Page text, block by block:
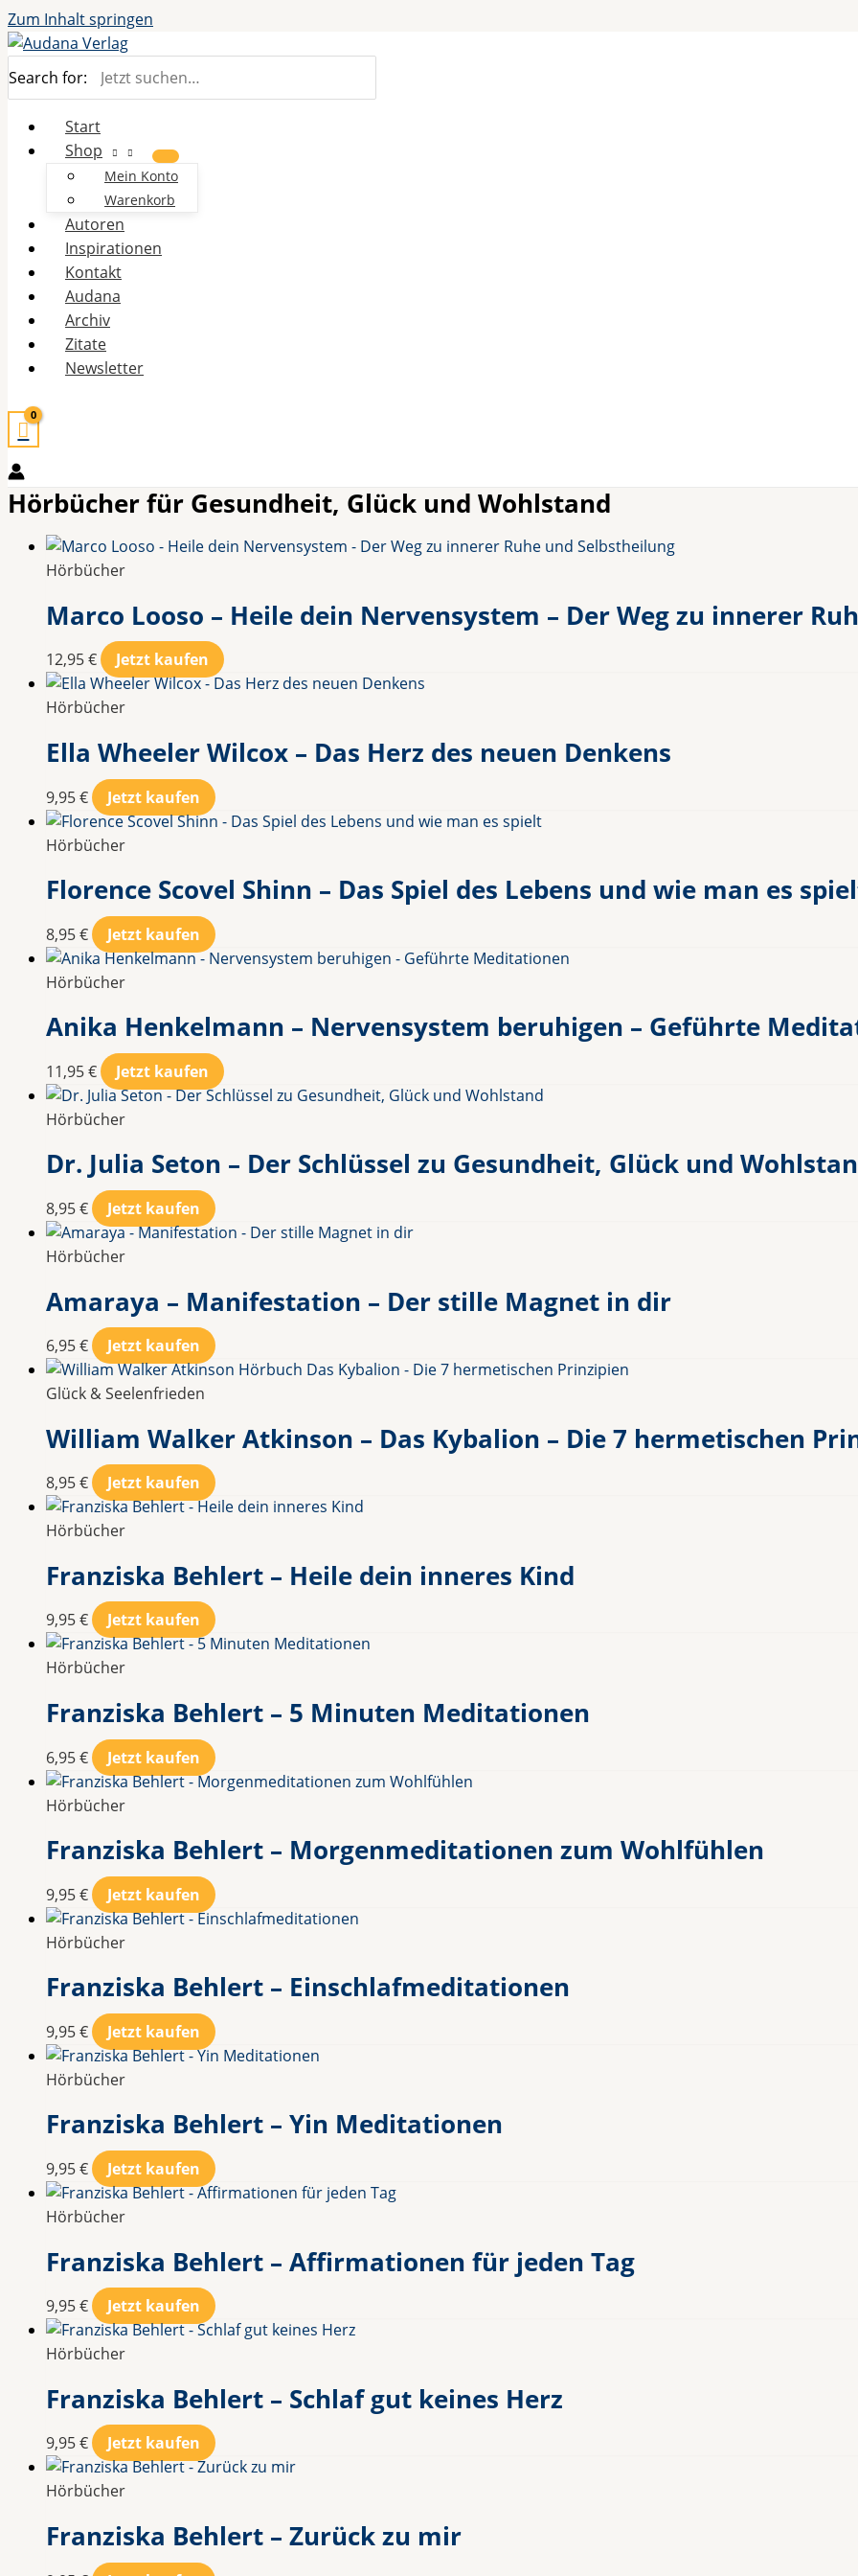
Zum Inhalt springen
Search for:
Start
Shop
Mein Konto
Warenkorb
Autoren
Inspirationen
Kontakt
Audana
Archiv
Zitate
Newsletter
Hörbücher für Gesundheit, Glück und Wohlstand
Hörbücher
Marco Looso – Heile dein Nervensystem – Der Weg zu innerer
12,95€ Jetzt kaufen
Hörbücher
Ella Wheeler Wilcox – Das Herz des neuen Denkens
9,95€ Jetzt kaufen
Hörbücher
Florence Scovel Shinn – Das Spiel des Lebens und wie man es
8,95€ Jetzt kaufen
Hörbücher
Anika Henkelmann – Nervensystem beruhigen – Geführte
11,95€ Jetzt kaufen
Hörbücher
Dr. Julia Seton – Der Schlüssel zu Gesundheit, Glück und
8,95€ Jetzt kaufen
Hörbücher
Amaraya – Manifestation – Der stille Magnet in dir
6,95€ Jetzt kaufen
Glück & Seelenfrieden
William Walker Atkinson – Das Kybalion – Die 7 hermetischen
8,95€ Jetzt kaufen
Hörbücher
Franziska Behlert – Heile dein inneres Kind
9,95€ Jetzt kaufen
Hörbücher
Franziska Behlert – 5 Minuten Meditationen
6,95€ Jetzt kaufen
Hörbücher
Franziska Behlert – Morgenmeditationen zum Wohlfühlen
9,95€ Jetzt kaufen
Hörbücher
Franziska Behlert – Einschlafmeditationen
9,95€ Jetzt kaufen
Hörbücher
Franziska Behlert – Yin Meditationen
9,95€ Jetzt kaufen
Hörbücher
Franziska Behlert – Affirmationen für jeden Tag
9,95€ Jetzt kaufen
Hörbücher
Franziska Behlert – Schlaf gut keines Herz
9,95€ Jetzt kaufen
Hörbücher
Franziska Behlert – Zurück zu mir